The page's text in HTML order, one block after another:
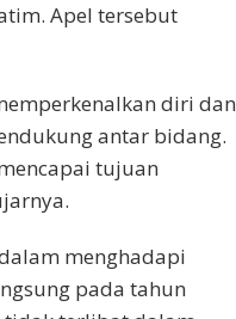
Apel tersebut
diri dan
antar bidang.
tujuan
menghadapi
pada tahun